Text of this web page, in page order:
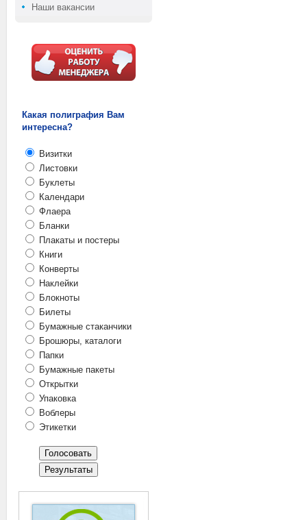
Наши вакансии
Какая полиграфия Вам
интересна?
Визитки
Листовки
Буклеты
Календари
Флаера
Бланки
Плакаты и постеры
Книги
Конверты
Наклейки
Блокноты
Билеты
Бумажные стаканчики
Брошюры, каталоги
Папки
Бумажные пакеты
Открытки
Упаковка
Воблеры
Этикетки